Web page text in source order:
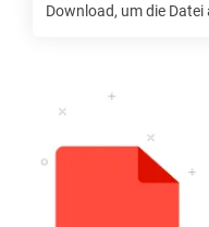
Download, um die